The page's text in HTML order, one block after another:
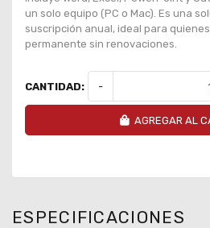
un solo equipo (PC o Mac). Es una
suscripción anual, ideal para
permanente sin renovaciones.
CANTIDAD: -
AGREGAR AL
ESPECIFICACIONES